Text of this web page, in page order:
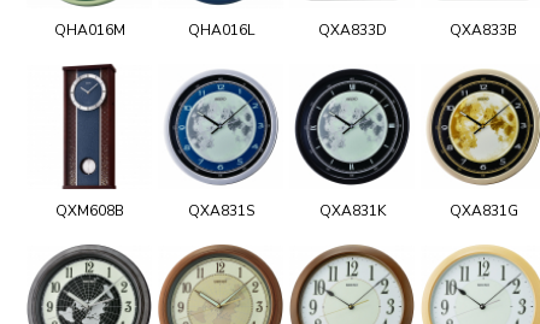
QHA016M QHA016L QXA833D QXA833B
QXM608B QXA831S QXA831K QXA831G